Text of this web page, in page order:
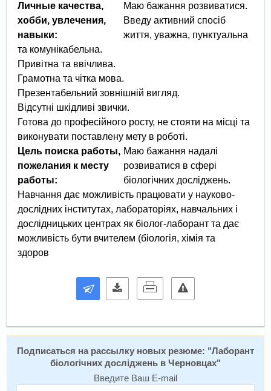
Личные качества,
хобби, увлечения,
навыки:
Маю бажання розвиватися.
Введу активний спосіб
життя, уважна, пунктуальна
та комунікабельна.
Привітна та ввічлива.
Грамотна та чітка мова.
Презентабельний зовнішній вигляд.
Відсутні шкідливі звички.
Готова до професійного росту, не стояти на місці та
виконувати поставлену мету в роботі.
Цель поиска работы,
пожелания к месту
работы:
Маю бажання надалі
розвиватися в сфері
біологічних досліджень.
Навчання дає можливість працювати у науково-
дослідних інститутах, лабораторіях, навчальних і
дослідницьких центрах як біолог-лаборант та дає
можливість бути вчителем (біологія, хімія та
здоров
Подписаться на рассылку новых резюме: "Лаборант
біологічних досліджень в Черновцах"
Введите Ваш E-mail